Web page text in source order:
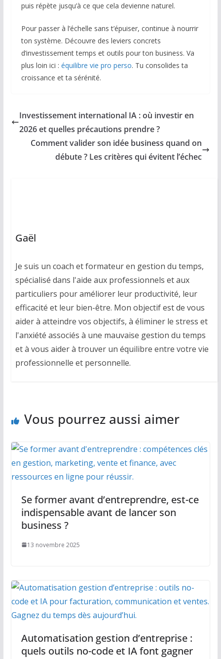
puis répète jusqu’à ce que cela devienne naturel.
Pour passer à l’échelle sans t’épuiser, continue à nourrir
ton système. Découvre des leviers concrets
d’investissement temps et outils pour ton business. Va
plus loin ici : équilibre vie pro perso. Tu consolides ta
croissance et ta sérénité.
Investissement international IA : où investir en
2026 et quelles précautions prendre ?
Comment valider son idée business quand on
débute ? Les critères qui évitent l’échec
Gaël
Je suis un coach et formateur en gestion du temps,
spécialisé dans l'aide aux professionnels et aux
particuliers pour améliorer leur productivité, leur
efficacité et leur bien-être. Mon objectif est de vous
aider à atteindre vos objectifs, à éliminer le stress et
l'anxiété associés à une mauvaise gestion du temps
et à vous aider à trouver un équilibre entre votre vie
professionnelle et personnelle.
Vous pourrez aussi aimer
Se former avant d’entreprendre, est-ce
indispensable avant de lancer son
business ?
13 novembre 2025
Automatisation gestion d’entreprise :
quels outils no-code et IA font gagner